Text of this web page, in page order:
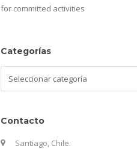
for committed activities
Categorías
Contacto
Santiago, Chile.